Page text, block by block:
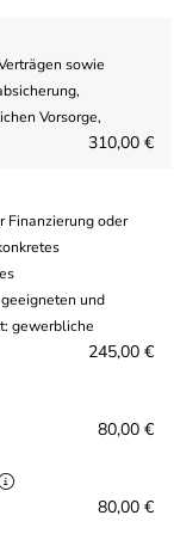
sowie
Vorsorge,
310,00 €
Finanzierung oder
und
gewerbliche
245,00 €
80,00 €
80,00 €